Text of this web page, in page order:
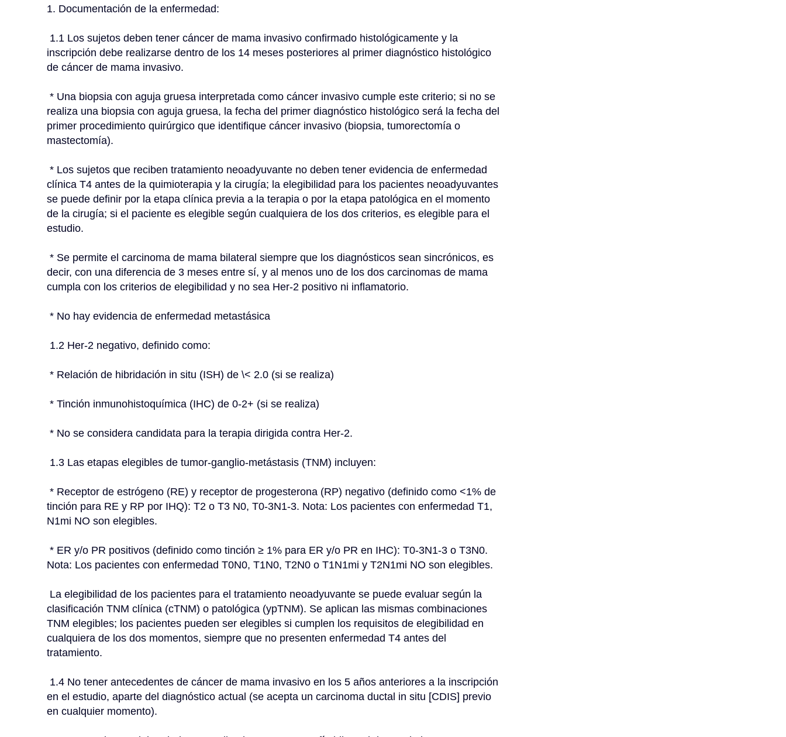
1. Documentación de la enfermedad:
inscripción debe realizarse dentro de los 14 meses posteriores al primer diagnóstico histológico
de cáncer de mama invasivo.
realiza una biopsia con aguja gruesa, la fecha del primer diagnóstico histológico será la fecha del
primer procedimiento quirúrgico que identifique cáncer invasivo (biopsia, tumorectomía o
mastectomía).
clínica T4 antes de la quimioterapia y la cirugía; la elegibilidad para los pacientes neoadyuvantes
se puede definir por la etapa clínica previa a la terapia o por la etapa patológica en el momento
de la cirugía; si el paciente es elegible según cualquiera de los dos criterios, es elegible para el
estudio.
decir, con una diferencia de 3 meses entre sí, y al menos uno de los dos carcinomas de mama
cumpla con los criterios de elegibilidad y no sea Her-2 positivo ni inflamatorio.
* No hay evidencia de enfermedad metastásica
1.2 Her-2 negativo, definido como:
* Relación de hibridación in situ (ISH) de \< 2.0 (si se realiza)
* Tinción inmunohistoquímica (IHC) de 0-2+ (si se realiza)
* No se considera candidata para la terapia dirigida contra Her-2.
1.3 Las etapas elegibles de tumor-ganglio-metástasis (TNM) incluyen:
tinción para RE y RP por IHQ): T2 o T3 N0, T0-3N1-3. Nota: Los pacientes con enfermedad T1,
N1mi NO son elegibles.
Nota: Los pacientes con enfermedad T0N0, T1N0, T2N0 o T1N1mi y T2N1mi NO son elegibles.
clasificación TNM clínica (cTNM) o patológica (ypTNM). Se aplican las mismas combinaciones
TNM elegibles; los pacientes pueden ser elegibles si cumplen los requisitos de elegibilidad en
cualquiera de los dos momentos, siempre que no presenten enfermedad T4 antes del
tratamiento.
en el estudio, aparte del diagnóstico actual (se acepta un carcinoma ductal in situ [CDIS] previo
en cualquier momento).